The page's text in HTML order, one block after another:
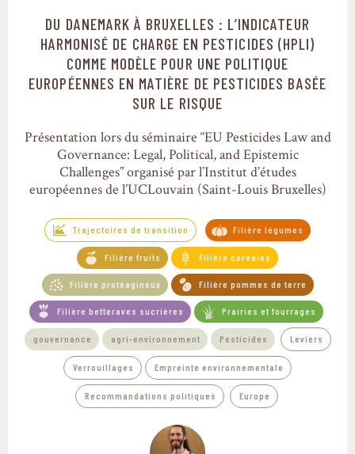
Trajectoires de transition
DU DANEMARK À BRUXELLES : L’INDICATEUR
HARMONISÉ DE CHARGE EN PESTICIDES (HPLI)
COMME MODÈLE POUR UNE POLITIQUE
EUROPÉENNES EN MATIÈRE DE PESTICIDES BASÉE
SUR LE RISQUE
Présentation lors du séminaire “EU Pesticides Law and
Governance: Legal, Political, and Epistemic
Challenges” organisé par l’Institut d’études
européennes de l’UCLouvain (Saint-Louis Bruxelles)
Trajectoires de transition Filière légumes
Filière fruits Filière céréales
Filière protéagineux Filière pommes de terre
Filière betteraves sucrières Prairies et fourrages
gouvernance agri-environnement Pesticides Leviers
Verrouillages Empreinte environnementale
Recommandations politiques Europe